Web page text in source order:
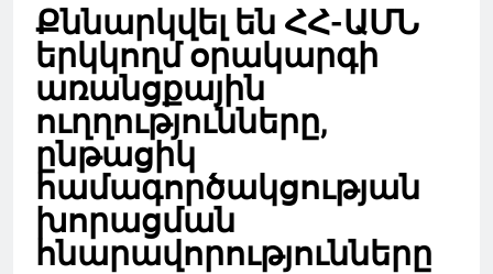
Քննարկվել են ՀՀ-ԱՄՆ
երկկողմ օրակարգի
առանցքային
ուղղությունները,
ընթացիկ
համագործակցության
խորացման
հնարավորությունները